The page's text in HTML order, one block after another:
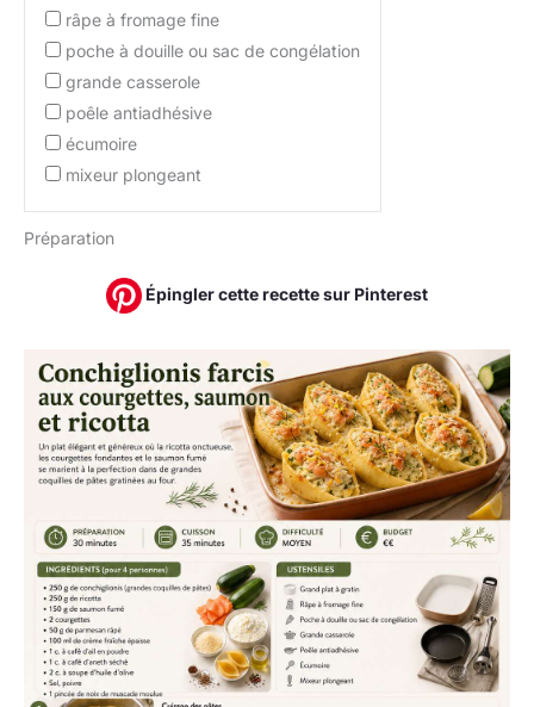
râpe à fromage fine
poche à douille ou sac de congélation
grande casserole
poêle antiadhésive
écumoire
mixeur plongeant
Préparation
Épingler cette recette sur Pinterest